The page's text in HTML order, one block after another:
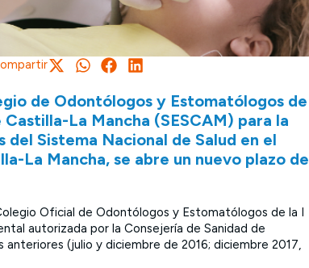
de Odontólogos y Estomatólogos de
La Mancha (SESCAM) para la
Sistema Nacional de Salud en el
La Mancha, se abre un nuevo plazo de
Oficial de Odontólogos y Estomatólogos de la I
autorizada por la Consejería de Sanidad de
(julio y diciembre de 2016; diciembre 2017,